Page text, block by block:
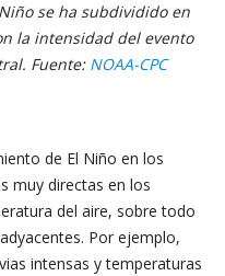
se ha subdividido en
la intensidad del evento
Fuente: NOAA-CPC
de El Niño en los
muy directas en los
del aire, sobre todo
Por ejemplo,
intensas y temperaturas